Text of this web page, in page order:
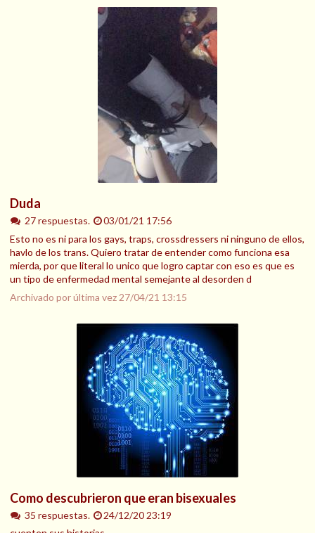
Duda
27 respuestas.
03/01/21 17:56
Esto no es ni para los gays, traps, crossdressers ni ninguno de ellos,
havlo de los trans. Quiero tratar de entender como funciona esa
mierda, por que literal lo unico que logro captar con eso es que es
un tipo de enfermedad mental semejante al desorden d
Archivado por última vez 27/04/21 13:15
Como descubrieron que eran bisexuales
35 respuestas.
24/12/20 23:19